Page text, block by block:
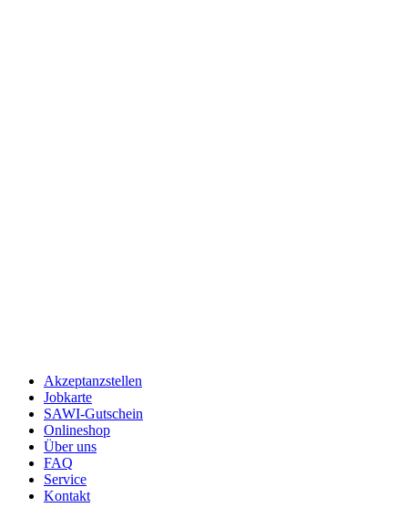
Akzeptanzstellen
Jobkarte
SAWI-Gutschein
Onlineshop
Über uns
FAQ
Service
Kontakt